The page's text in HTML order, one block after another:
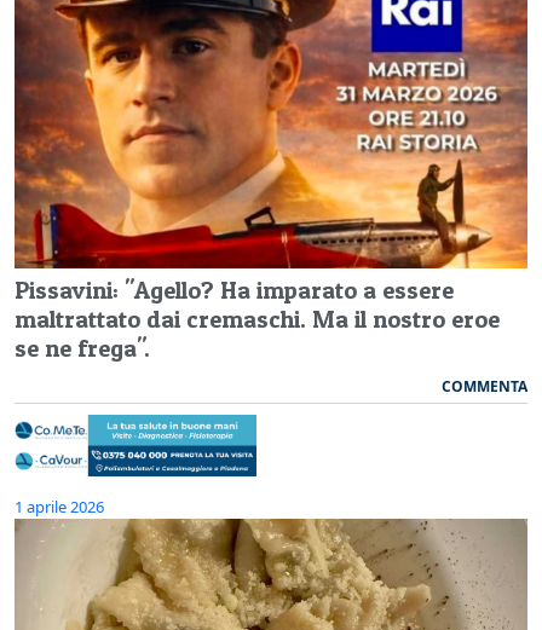
Pissavini: "Agello? Ha imparato a essere
maltrattato dai cremaschi. Ma il nostro eroe
se ne frega".
COMMENTA
1 aprile 2026